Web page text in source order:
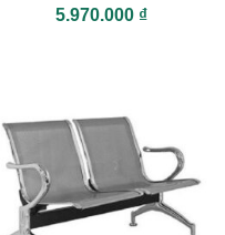
Được xếp
hạng55
5.970.000 ₫